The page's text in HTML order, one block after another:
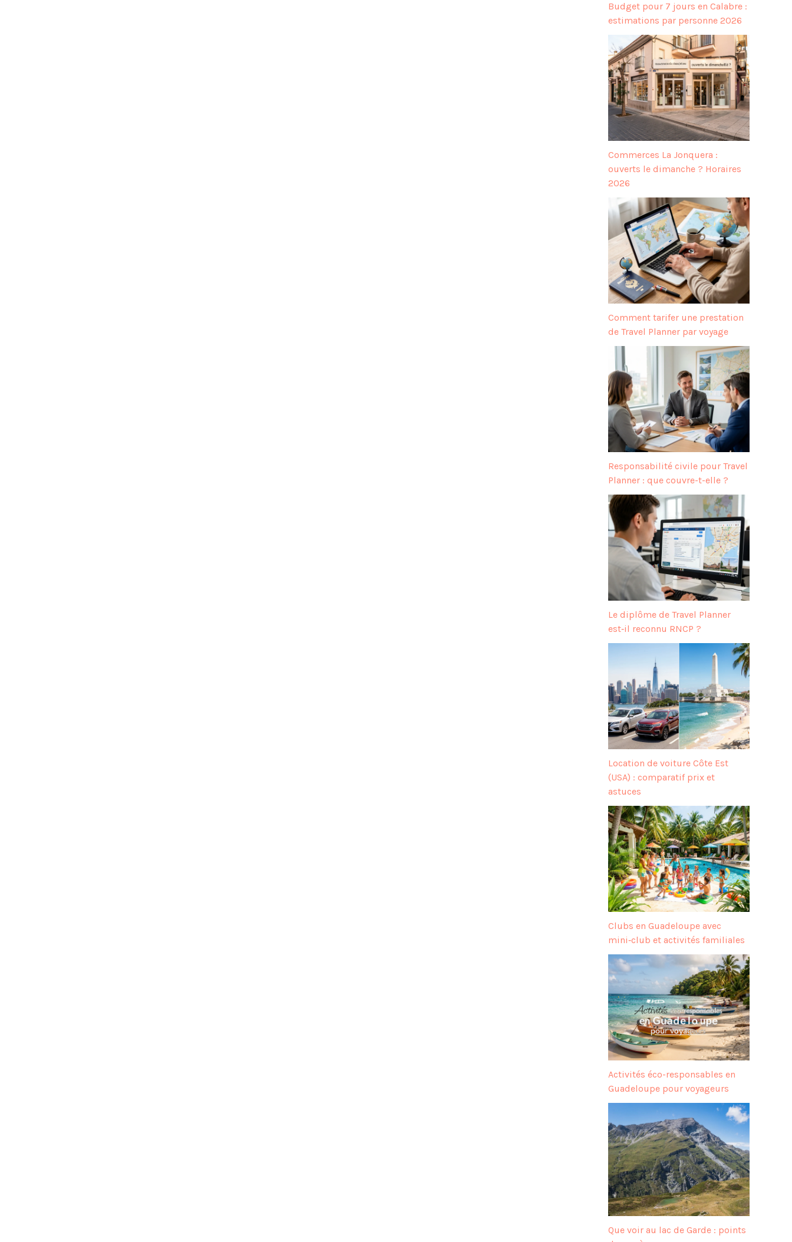
Budget pour 7 jours en Calabre :
estimations par personne 2026
Commerces La Jonquera :
ouverts le dimanche ? Horaires
2026
Comment tarifer une prestation
de Travel Planner par voyage
Responsabilité civile pour Travel
Planner : que couvre-t-elle ?
Le diplôme de Travel Planner
est‑il reconnu RNCP ?
Location de voiture Côte Est
(USA) : comparatif prix et
astuces
Clubs en Guadeloupe avec
mini‑club et activités familiales
Activités éco-responsables en
Guadeloupe pour voyageurs
Que voir au lac de Garde : points